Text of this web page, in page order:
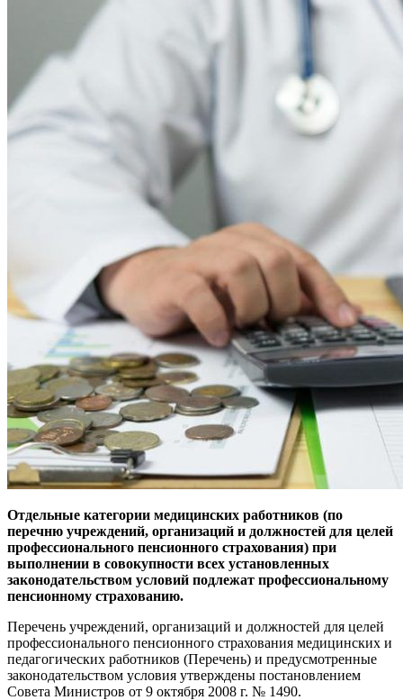
Отдельные категории медицинских работников (по
перечню учреждений, организаций и должностей для целей
профессионального пенсионного страхования) при
выполнении в совокупности всех установленных
законодательством условий подлежат профессиональному
пенсионному страхованию.
Перечень учреждений, организаций и должностей для целей
профессионального пенсионного страхования медицинских и
педагогических работников (Перечень) и предусмотренные
законодательством условия утверждены постановлением
Совета Министров от 9 октября 2008 г. № 1490.